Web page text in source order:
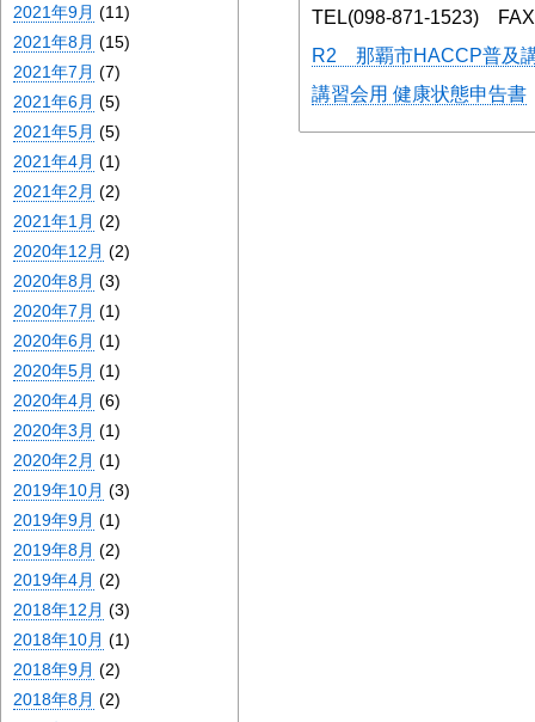
2021年9月 (11)
2021年8月 (15)
2021年7月 (7)
2021年6月 (5)
2021年5月 (5)
2021年4月 (1)
2021年2月 (2)
2021年1月 (2)
2020年12月 (2)
2020年8月 (3)
2020年7月 (1)
2020年6月 (1)
2020年5月 (1)
2020年4月 (6)
2020年3月 (1)
2020年2月 (1)
2019年10月 (3)
2019年9月 (1)
2019年8月 (2)
2019年4月 (2)
2018年12月 (3)
2018年10月 (1)
2018年9月 (2)
2018年8月 (2)
TEL(098-871-1523)
R2 那覇市HACCP普及
講習会用 健康状態申告書